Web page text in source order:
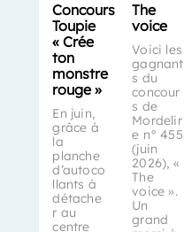
Concours
Toupie
« Crée
ton
monstre
rouge »
En juin,
grâce à
la
planche
d’autoco
llants à
détache
r au
centre
The
voice
Voici les
gagnant
s du
concour
s de
Mordelir
e n° 455
(juin
2026), «
The
voice ».
Un
grand